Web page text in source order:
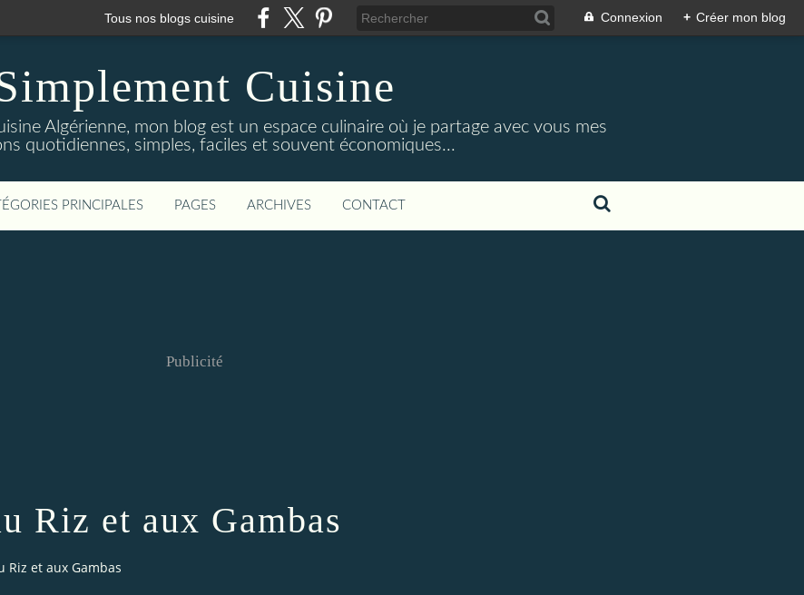
Tous nos blogs cuisine Connexion + Créer mon blog
Cuisine
Algérienne, mon blog est un espace culinaire où je partage avec vous mes
quotidiennes, simples, faciles et souvent économiques...
PRINCIPALES PAGES ARCHIVES CONTACT
Publicité
Riz et aux Gambas
Riz et aux Gambas